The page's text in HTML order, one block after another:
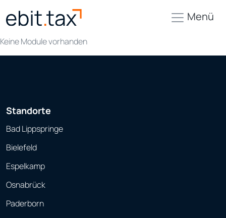
Menü
Keine Module vorhanden
Standorte
Bad Lippspringe
Bielefeld
Espelkamp
Osnabrück
Paderborn